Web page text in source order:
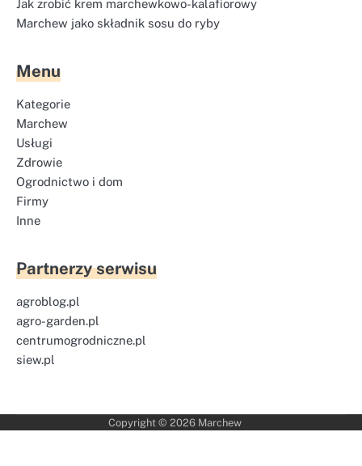
Jak zrobić krem marchewkowo-kalafiorowy
Marchew jako składnik sosu do ryby
Menu
Kategorie
Marchew
Usługi
Zdrowie
Ogrodnictwo i dom
Firmy
Inne
Partnerzy serwisu
agroblog.pl
agro-garden.pl
centrumogrodniczne.pl
siew.pl
Copyright © 2026 Marchew